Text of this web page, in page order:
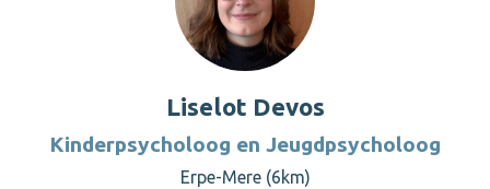
Liselot Devos
Kinderpsycholoog en Jeugdpsycholoog
Erpe-Mere (6km)